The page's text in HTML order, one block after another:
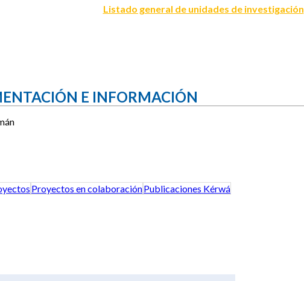
Listado general de unidades de investigación
E INFORMACIÓN
Proyectos en colaboraciónPublicaciones Kérwá